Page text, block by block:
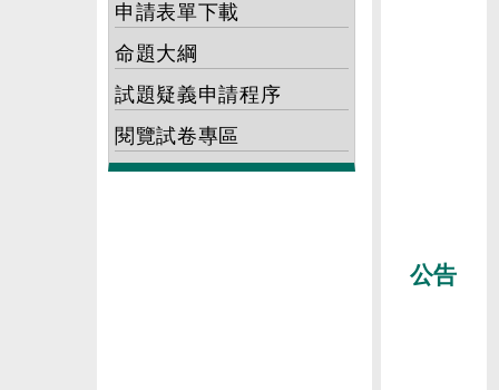
申請表單下載
命題大綱
試題疑義申請程序
閱覽試卷專區
公告